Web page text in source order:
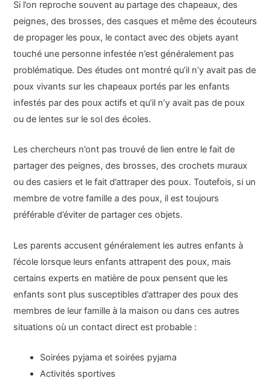
Si l’on reproche souvent au partage des chapeaux, des
peignes, des brosses, des casques et même des écouteurs
de propager les poux, le contact avec des objets ayant
touché une personne infestée n’est généralement pas
problématique. Des études ont montré qu’il n’y avait pas de
poux vivants sur les chapeaux portés par les enfants
infestés par des poux actifs et qu’il n’y avait pas de poux
ou de lentes sur le sol des écoles.
Les chercheurs n’ont pas trouvé de lien entre le fait de
partager des peignes, des brosses, des crochets muraux
ou des casiers et le fait d’attraper des poux. Toutefois, si un
membre de votre famille a des poux, il est toujours
préférable d’éviter de partager ces objets.
Les parents accusent généralement les autres enfants à
l’école lorsque leurs enfants attrapent des poux, mais
certains experts en matière de poux pensent que les
enfants sont plus susceptibles d’attraper des poux des
membres de leur famille à la maison ou dans ces autres
situations où un contact direct est probable :
Soirées pyjama et soirées pyjama
Activités sportives